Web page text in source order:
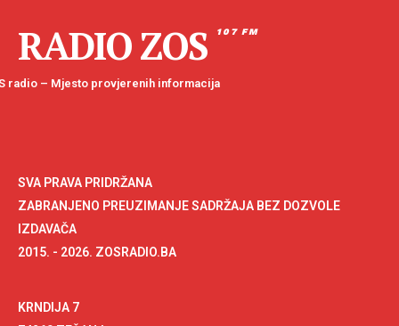
RADIO ZOS 107 FM
radio – Mjesto provjerenih informacija
SVA PRAVA PRIDRŽANA
ZABRANJENO PREUZIMANJE SADRŽAJA BEZ DOZVOLE
IZDAVAČA
2015. - 2026. ZOSRADIO.BA
KRNDIJA 7